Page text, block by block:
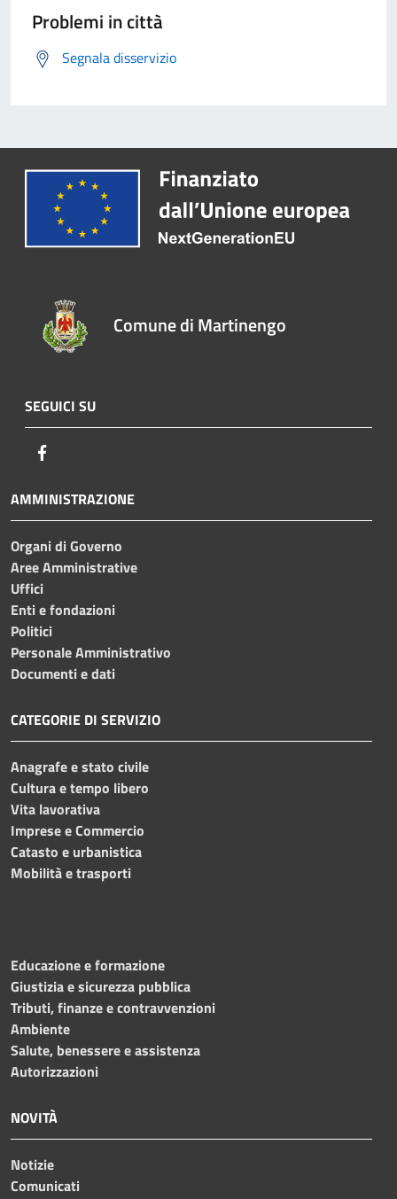
Problemi in città
Segnala disservizio
Comune di Martinengo
SEGUICI SU
AMMINISTRAZIONE
Organi di Governo
Aree Amministrative
Uffici
Enti e fondazioni
Politici
Personale Amministrativo
Documenti e dati
CATEGORIE DI SERVIZIO
Anagrafe e stato civile
Cultura e tempo libero
Vita lavorativa
Imprese e Commercio
Catasto e urbanistica
Mobilità e trasporti
Educazione e formazione
Giustizia e sicurezza pubblica
Tributi, finanze e contravvenzioni
Ambiente
Salute, benessere e assistenza
Autorizzazioni
NOVITÀ
Notizie
Comunicati